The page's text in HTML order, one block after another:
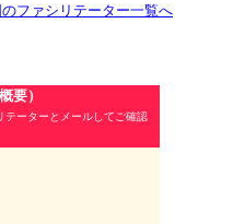
ファシリテーター一覧へ
要）
ーターとメールしてご確認